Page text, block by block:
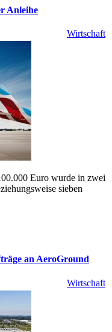
Anleihe
Wirtschaft
Euro wurde in zwei
sieben
an AeroGround
Wirtschaft